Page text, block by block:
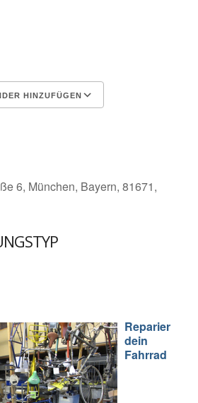
HINZUFÜGEN
6, München, Bayern, 81671,
Reparier
dein
Fahrrad